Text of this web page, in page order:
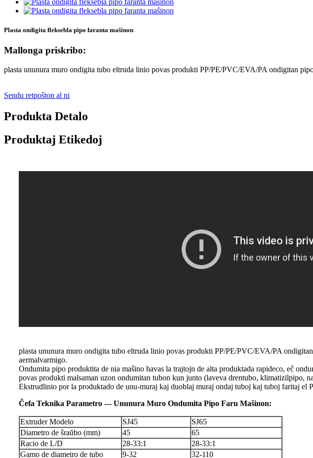
Plasta ondigita fleksebla pipo faranta maŝinon
Mallonga priskribo:
plasta ununura muro ondigita tubo eltruda linio povas produkti PP/PE/PVC/EVA/PA ondigitan
Sendu retpoŝton al ni
Produkta Detalo
Produktaj Etikedoj
plasta ununura muro ondigita tubo eltruda linio povas produkti PP/PE/PVC/EVA/PA
aermalvarmigo.
Ondumita pipo produktita de nia maŝino havas la trajtojn de alta produktada rapideco, eĉ
povas produkti malsaman uzon ondumitan tubon kun junto (laveva drentubo, klimatizilpipo,
Ekstrudlinio por la produktado de unu-muraj kaj duoblaj muraj ondaj tuboj kaj tuboj faritaj el
Ĉefa Teknika Parametro --- Ununura Muro Ondumita Pipo Faru Maŝinon:
Extruder Modelo SJ45
SJ65
Diametro de ŝraŭbo (mm)
45
65
Racio de L/D
28-33:1
28-33:1
Gamo de diametro de tubo
9-32
32-110